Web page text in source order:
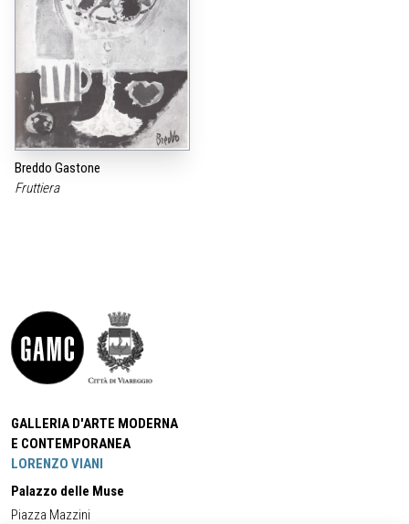
Breddo Gastone
Fruttiera
GALLERIA D'ARTE MODERNA
E CONTEMPORANEA
LORENZO VIANI
Palazzo delle Muse
Piazza Mazzini